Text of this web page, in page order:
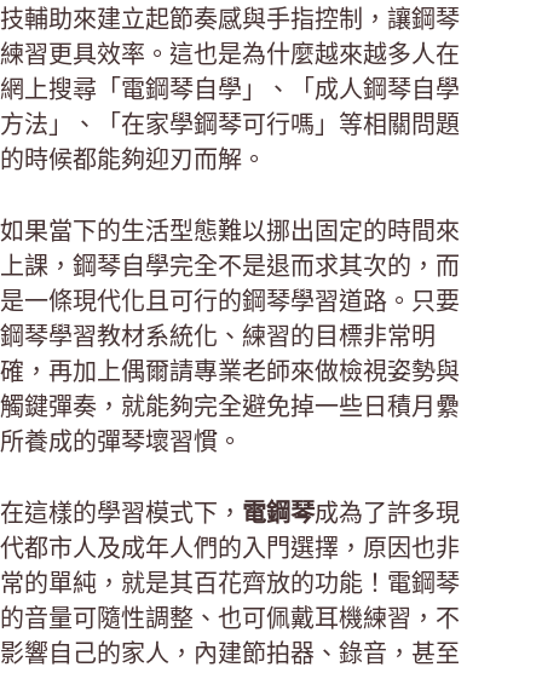
技輔助來建立起節奏感與手指控制，讓鋼琴
練習更具效率。這也是為什麼越來越多人在
網上搜尋「電鋼琴自學」、「成人鋼琴自學
方法」、「在家學鋼琴可行嗎」等相關問題
的時候都能夠迎刃而解。
如果當下的生活型態難以挪出固定的時間來
上課，鋼琴自學完全不是退而求其次的，而
是一條現代化且可行的鋼琴學習道路。只要
鋼琴學習教材系統化、練習的目標非常明
確，再加上偶爾請專業老師來做檢視姿勢與
觸鍵彈奏，就能夠完全避免掉一些日積月纍
所養成的彈琴壞習慣。
在這樣的學習模式下， 電鋼琴成為了許多現
代都市人及成年人們的入門選擇，原因也非
常的單純，就是其百花齊放的功能！電鋼琴
的音量可隨性調整、也可佩戴耳機練習，不
影響自己的家人，內建節拍器、錄音，甚至